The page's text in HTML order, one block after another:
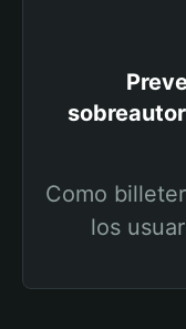
Como
los